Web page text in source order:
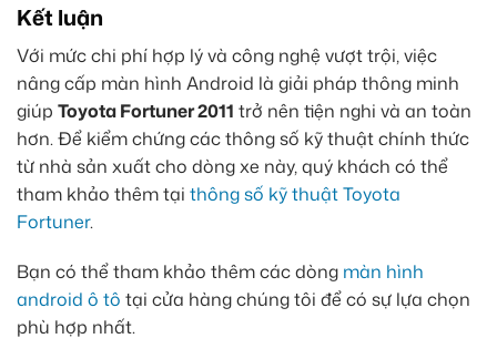
Kết luận
Với mức chi phí hợp lý và công nghệ vượt trội, việc
nâng cấp màn hình Android là giải pháp thông minh
giúp Toyota Fortuner 2011 trở nên tiện nghi và an toàn
hơn. Để kiểm chứng các thông số kỹ thuật chính thức
từ nhà sản xuất cho dòng xe này, quý khách có thể
tham khảo thêm tại thông số kỹ thuật Toyota
Fortuner.
Bạn có thể tham khảo thêm các dòng màn hình
android ô tô tại cửa hàng chúng tôi để có sự lựa chọn
phù hợp nhất.